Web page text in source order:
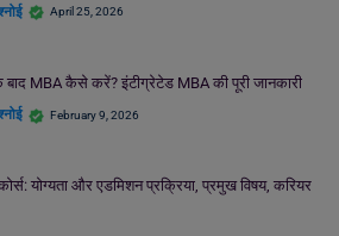
April 25, 2026
बाद MBA कैसे करें? इंटीग्रेटेड MBA की पूरी जानकारी
February 9, 2026
योग्यता और एडमिशन प्रक्रिया, प्रमुख विषय, करियर